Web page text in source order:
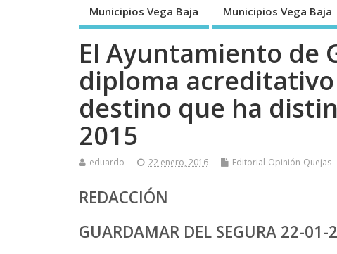
Municipios Vega Baja Municipios Vega Baja
El Ayuntamiento de
diploma acreditativo
destino que ha
2015
eduardo 22 enero, 2016 Editorial-Opinión-Quejas
REDACCIÓN
GUARDAMAR DEL SEGURA 22-01-